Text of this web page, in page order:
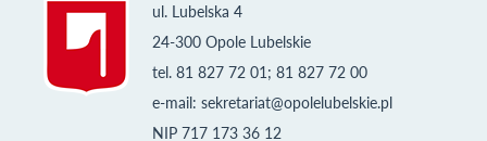
ul. Lubelska 4
24-300 Opole Lubelskie
tel. 81 827 72 01; 81 827 72 00
e-mail: sekretariat@opolelubelskie.pl
NIP 717 173 36 12